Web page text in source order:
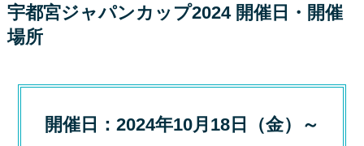
宇都宮ジャパンカップ2024 開催日・開催
場所
開催日：2024年10月18日（金）～